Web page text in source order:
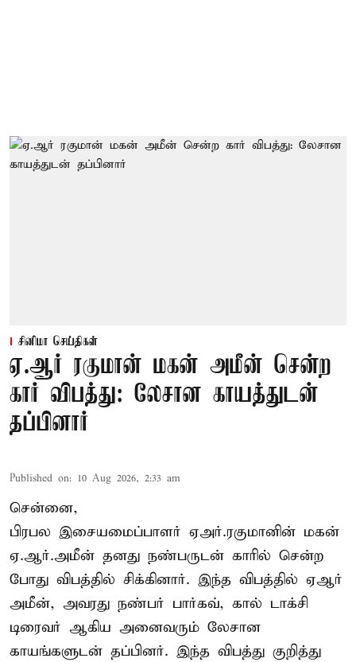
சினிமா செய்திகள்
ஏ.ஆர் ரகுமான் மகன் அமீன் சென்ற
கார் விபத்து: லேசான காயத்துடன்
தப்பினார்
Published on: 10 Aug 2026, 2:33 am
சென்னை,
பிரபல இசையமைப்பாளர் ஏஅர்.ரகுமானின் மகன்
ஏ.ஆர்.அமீன் தனது நண்பருடன் காரில் சென்ற
போது விபத்தில் சிக்கினார். இந்த விபத்தில் ஏஆர்
அமீன், அவரது நண்பர் பார்கவ், கால் டாக்சி
டிரைவர் ஆகிய அனைவரும் லேசான
காயங்களுடன் தப்பினர். இந்த விபத்து குறித்து